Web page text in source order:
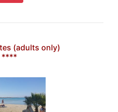
(adults only)
****